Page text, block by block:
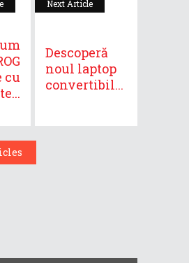
cu
Next Article
Descoperă
noul laptop
convertibil...